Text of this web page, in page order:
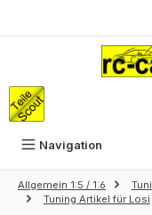
Navigation
Allgemein 1:5 / 1:6
Tuning Artikel für Losi